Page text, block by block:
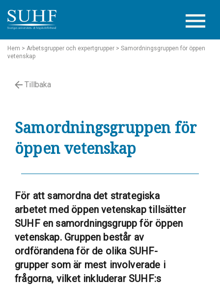
Hem > Arbetsgrupper och expertgrupper > Samordningsgruppen för öppen
vetenskap
Tillbaka
Samordningsgruppen för
öppen vetenskap
För att samordna det strategiska
arbetet med öppen vetenskap tillsätter
SUHF en samordningsgrupp för öppen
vetenskap. Gruppen består av
ordförandena för de olika SUHF-
grupper som är mest involverade i
frågorna, vilket inkluderar SUHF:s